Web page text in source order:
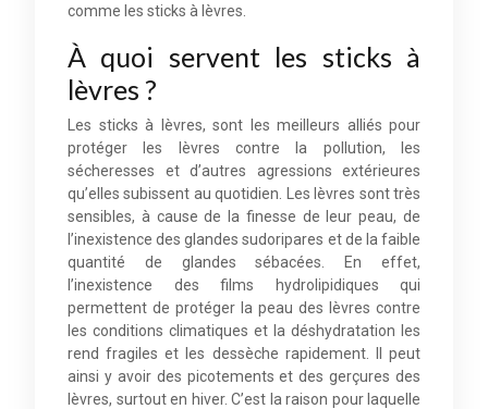
comme les sticks à lèvres.
À quoi servent les sticks à
lèvres ?
Les sticks à lèvres, sont les meilleurs alliés pour
protéger les lèvres contre la pollution, les
sécheresses et d’autres agressions extérieures
qu’elles subissent au quotidien. Les lèvres sont très
sensibles, à cause de la finesse de leur peau, de
l’inexistence des glandes sudoripares et de la faible
quantité de glandes sébacées. En effet,
l’inexistence des films hydrolipidiques qui
permettent de protéger la peau des lèvres contre
les conditions climatiques et la déshydratation les
rend fragiles et les dessèche rapidement. Il peut
ainsi y avoir des picotements et des gerçures des
lèvres, surtout en hiver. C’est la raison pour laquelle